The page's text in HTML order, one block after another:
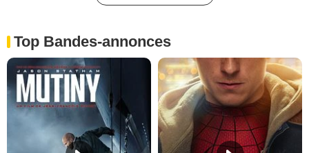
Top Bandes-annonces